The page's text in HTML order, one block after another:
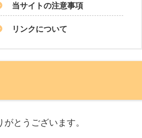
当サイトの注意事項
リンクについて
とうございます。